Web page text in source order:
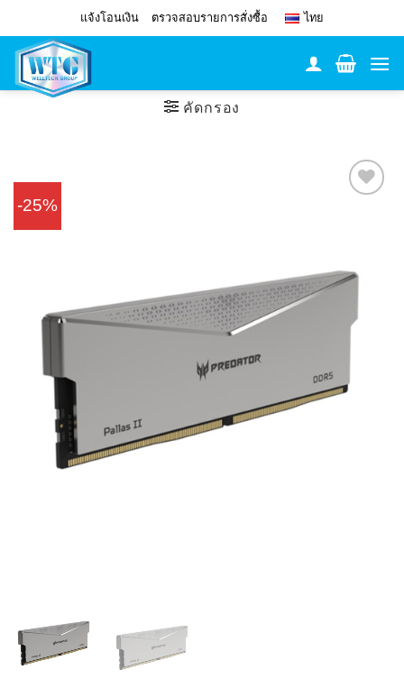
to
content
แจ้งโอนเงิน ตรวจสอบรายการสั่งซื้อ ไทย
คัดกรอง
-25%